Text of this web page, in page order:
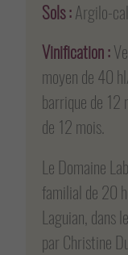
Sols :Argilo-
Vinification :
moyen de 40
barrique de 12
de 12 mois.
Le Domaine
familial de 20
Laguian, dans
par Christine